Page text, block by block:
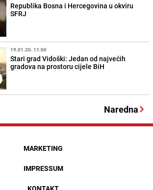
Republika Bosna i Hercegovina u okviru
SFRJ
19.01.20. 11:00
Stari grad Vidoški: Jedan od najvećih
gradova na prostoru cijele BiH
Naredna
MARKETING
IMPRESSUM